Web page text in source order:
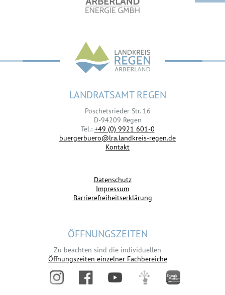
LANDRATSAMT REGEN
Poschetsrieder Str. 16
D-94209 Regen
Tel.: +49 (0) 9921 601-0
buergerbuero@lra.landkreis-regen.de
Kontakt
Datenschutz
Impressum
Barrierefreiheitserklärung
ÖFFNUNGSZEITEN
Zu beachten sind die individuellen
Öffnungszeiten einzelner Fachbereiche